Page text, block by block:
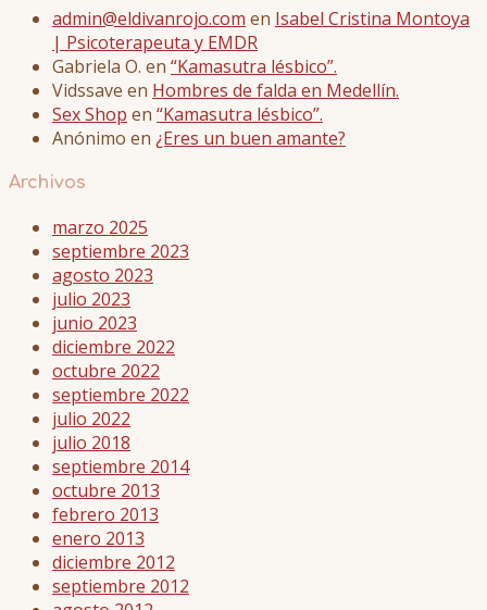
admin@eldivanrojo.com en Isabel Cristina Montoya
| Psicoterapeuta y EMDR
Gabriela O. en “Kamasutra lésbico”.
Vidssave en Hombres de falda en Medellín.
Sex Shop en “Kamasutra lésbico”.
Anónimo en ¿Eres un buen amante?
Archivos
marzo 2025
septiembre 2023
agosto 2023
julio 2023
junio 2023
diciembre 2022
octubre 2022
septiembre 2022
julio 2022
julio 2018
septiembre 2014
octubre 2013
febrero 2013
enero 2013
diciembre 2012
septiembre 2012